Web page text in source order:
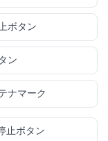
ボタン
ン
ナマーク
止ボタン